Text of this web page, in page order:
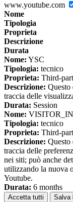
www.youtube.com
Nome
Tipologia
Proprieta
Descrizione
Durata
Nome: YSC
Tipologia: tecnico
Proprieta: Third-
Descrizione: Questo
traccia delle
Durata: Session
Nome:
Tipologia: tecnico
Proprieta: Third-
Descrizione: Questo
traccia delle
nei siti; può anche
utilizzando la nuova
Youtube.
Durata: 6 months
Accetta tutti Salva